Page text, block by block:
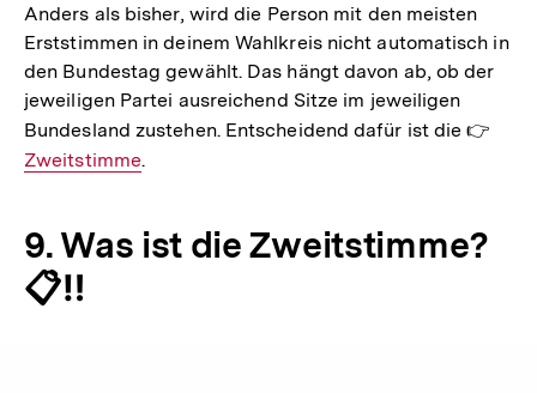
Anders als bisher, wird die Person mit den meisten
Erststimmen in deinem Wahlkreis nicht automatisch in
den Bundestag gewählt. Das hängt davon ab, ob der
jeweiligen Partei ausreichend Sitze im jeweiligen
Bundesland zustehen. Entscheidend dafür ist die 👉
Zweitstimme.
9. Was ist die Zweitstimme?
📋‼️